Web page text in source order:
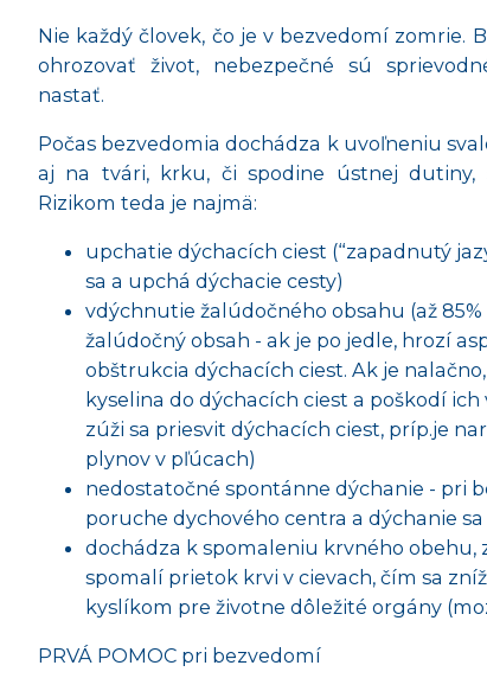
Nie každý človek, čo je v bezvedomí zomrie.
ohrozovať život, nebezpečné sú
nastať.
Počas bezvedomia dochádza k uvoľneniu
aj na tvári, krku, či spodine ústnej dutiny,
Rizikom teda je najmä:
upchatie dýchacích ciest (“zapadnutý
sa a upchá dýchacie cesty)
vdýchnutie žalúdočného obsahu (až
žalúdočný obsah - ak je po jedle, hrozí
obštrukcia dýchacích ciest. Ak je
kyselina do dýchacích ciest a poškodí
zúži sa priesvit dýchacích ciest, príp.je
plynov v pľúcach)
nedostatočné spontánne dýchanie - pri
poruche dychového centra a dýchanie
dochádza k spomaleniu krvného obehu,
spomalí prietok krvi v cievach, čím sa
kyslíkom pre životne dôležité orgány
PRVÁ POMOC pri bezvedomí